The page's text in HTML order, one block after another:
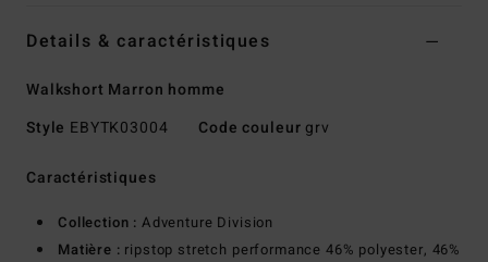
Details & caractéristiques
Walkshort Marron homme
Style EBYTK03004 Code couleur grv
Caractéristiques
Collection : Adventure Division
Matière : ripstop stretch performance 46% polyester, 46%